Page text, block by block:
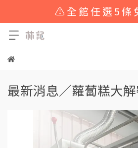
⚠️ 全 館 任 選 5 條
最新消息／蘿蔔糕大